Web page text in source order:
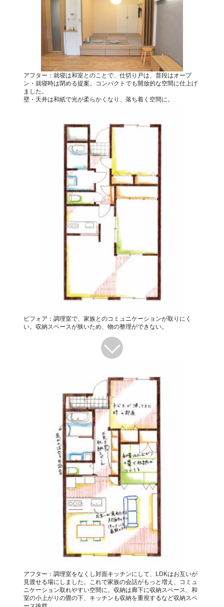
アフター：就寝は和室とのことで、仕切り戸は、普段はオープ
ン・就寝時は閉める提案。コンパクトでも開放的な空間に仕上げ
ました。
壁・天井は和紙で光が柔らかくなり、落ち着く空間に。
ビフォア：調理室で、家族とのコミュニケーションが取りにく
い。収納スペースが狭いため、物の整理ができない。
アフター：調理室をなくし対面キッチンにして、LDKはお互いが
見渡せる場にしました。これで家族の会話がもっと増え、コミュ
ニケーション取れやすい空間に。収納は廊下に収納スペース、和
室の小上がりの畳の下、キッチンも収納を重視するなど収納スペ